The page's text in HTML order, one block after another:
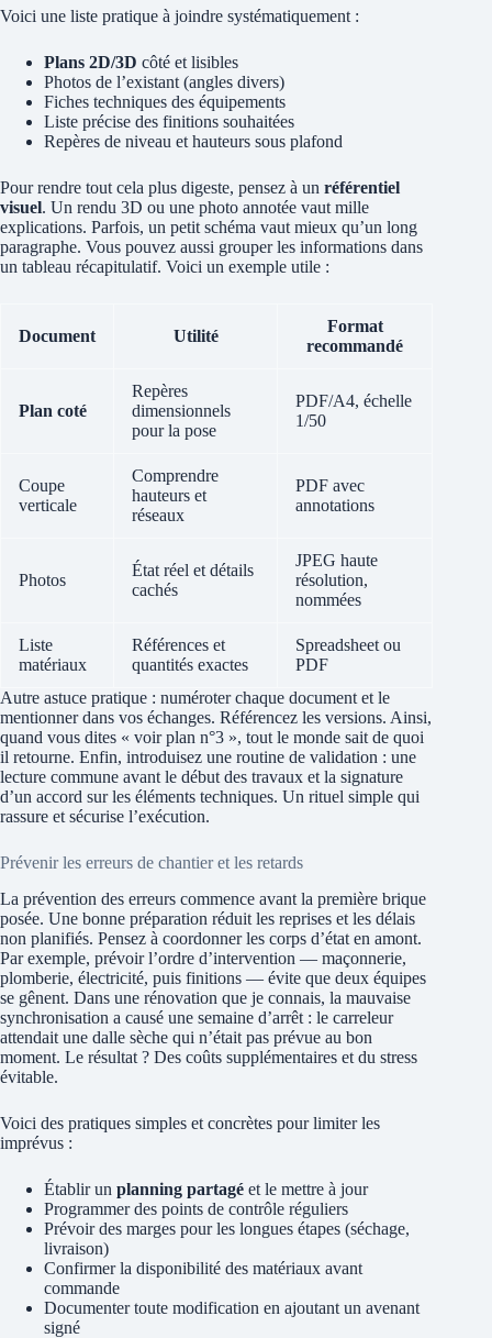
Voici une liste pratique à joindre systématiquement :
Plans 2D/3D côté et lisibles
Photos de l’existant (angles divers)
Fiches techniques des équipements
Liste précise des finitions souhaitées
Repères de niveau et hauteurs sous plafond
Pour rendre tout cela plus digeste, pensez à un référentiel
visuel. Un rendu 3D ou une photo annotée vaut mille
explications. Parfois, un petit schéma vaut mieux qu’un long
paragraphe. Vous pouvez aussi grouper les informations dans
un tableau récapitulatif. Voici un exemple utile :
Document Utilité
Format
recommandé
Plan coté
Repères
dimensionnels
pour la pose
PDF/A4, échelle
1/50
Coupe
verticale
Comprendre
hauteurs et
réseaux
PDF avec
annotations
Photos
État réel et détails
cachés
JPEG haute
résolution,
nommées
Liste
matériaux
Références et
quantités exactes
Spreadsheet ou
PDF
Autre astuce pratique : numéroter chaque document et le
mentionner dans vos échanges. Référencez les versions. Ainsi,
quand vous dites « voir plan n°3 », tout le monde sait de quoi
il retourne. Enfin, introduisez une routine de validation : une
lecture commune avant le début des travaux et la signature
d’un accord sur les éléments techniques. Un rituel simple qui
rassure et sécurise l’exécution.
Prévenir les erreurs de chantier et les retards
La prévention des erreurs commence avant la première brique
posée. Une bonne préparation réduit les reprises et les délais
non planifiés. Pensez à coordonner les corps d’état en amont.
Par exemple, prévoir l’ordre d’intervention — maçonnerie,
plomberie, électricité, puis finitions — évite que deux équipes
se gênent. Dans une rénovation que je connais, la mauvaise
synchronisation a causé une semaine d’arrêt : le carreleur
attendait une dalle sèche qui n’était pas prévue au bon
moment. Le résultat ? Des coûts supplémentaires et du stress
évitable.
Voici des pratiques simples et concrètes pour limiter les
imprévus :
Établir un planning partagé et le mettre à jour
Programmer des points de contrôle réguliers
Prévoir des marges pour les longues étapes (séchage,
livraison)
Confirmer la disponibilité des matériaux avant
commande
Documenter toute modification en ajoutant un avenant
signé